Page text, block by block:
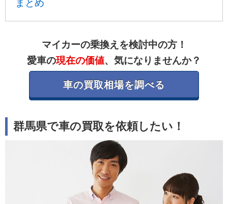
まとめ
マイカーの乗換えを検討中の方！
愛車の現在の価値、気になりませんか？
車の買取相場を調べる
群馬県で車の買取を依頼したい！